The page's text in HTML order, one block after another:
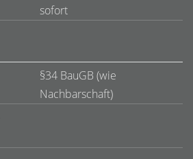
sofort
§34 BauGB (wie
Nachbarschaft)